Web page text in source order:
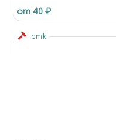
от 40 ₽
cmk